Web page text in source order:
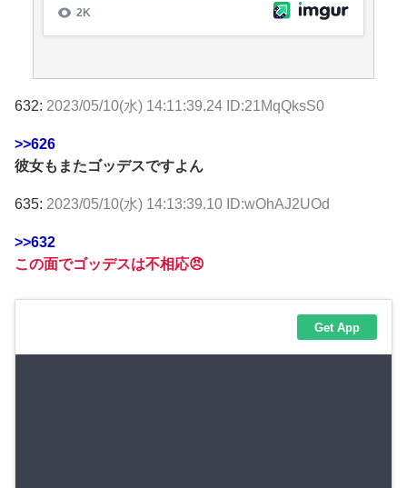
632: 2023/05/10(水) 14:11:39.24 ID:21MqQksS0
>>626
彼女もまたゴッデスですよん
635: 2023/05/10(水) 14:13:39.10 ID:wOhAJ2UOd
>>632
この面でゴッデスは不相応😠